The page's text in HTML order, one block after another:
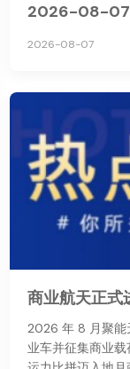
2026-08-07
2026-08-07
商业航天正式
2026 年 8 月聚能
业车并征集商业